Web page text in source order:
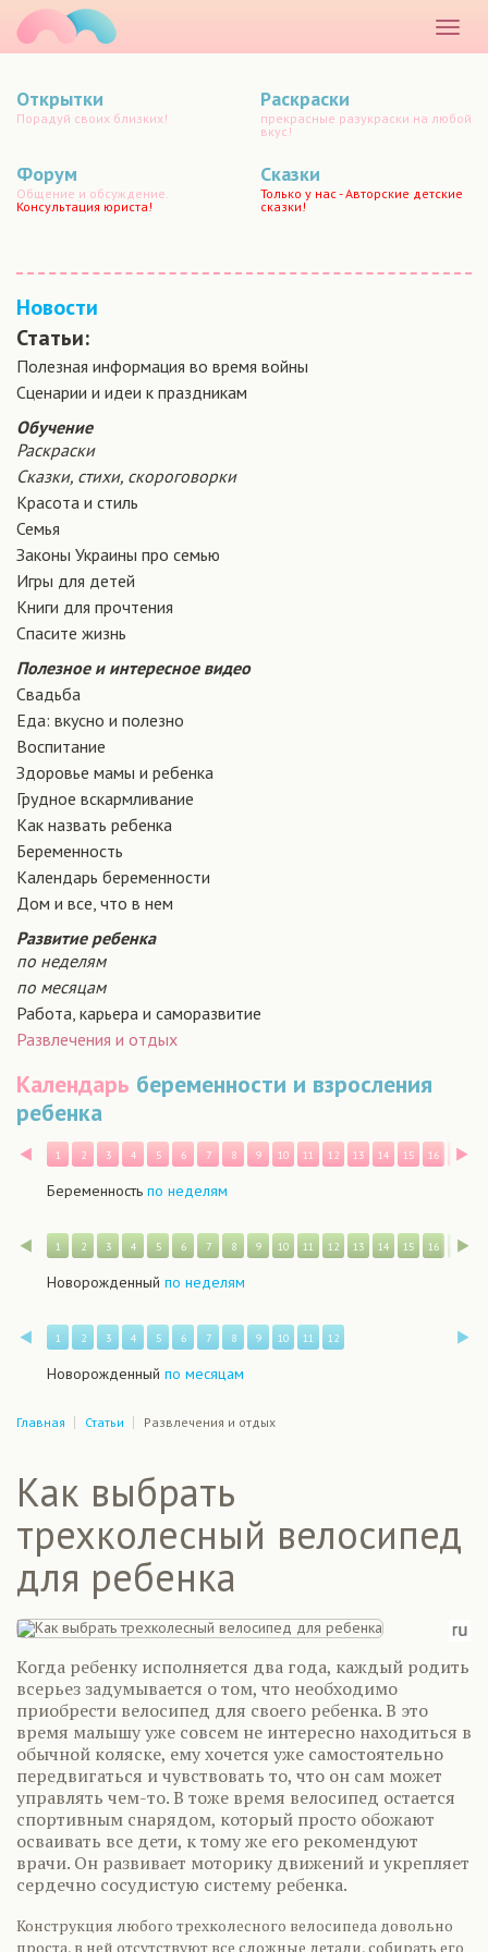
меню
Открытки
Порадуй своих близких!
Раскраски
прекрасные разукраски на любой
вкус!
Форум
Общение и обсуждение.
Консультация юриста!
Сказки
Только у нас - Авторские детские
сказки!
Новости
Статьи:
Полезная информация во время войны
Сценарии и идеи к праздникам
Обучение
Раскраски
Сказки, стихи, скороговорки
Красота и стиль
Семья
Законы Украины про семью
Игры для детей
Книги для прочтения
Спасите жизнь
Полезное и интересное видео
Свадьба
Еда: вкусно и полезно
Воспитание
Здоровье мамы и ребенка
Грудное вскармливание
Как назвать ребенка
Беременность
Календарь беременности
Дом и все, что в нем
Развитие ребенка
по неделям
по месяцам
Работа, карьера и саморазвитие
Развлечения и отдых
Календарь беременности и взросления
ребенка
Назад
1 2 3 4 5 6 7 8 9 10 11 12 13 14 15 16 17
Беременность по неделям
Назад
1 2 3 4 5 6 7 8 9 10 11 12 13 14 15 16 17
Новорожденный по неделям
Назад
1 2 3 4 5 6 7 8 9 10 11 12
Новорожденный по месяцам
Главная Статьи Развлечения и отдых
Как выбрать
трехколесный велосипед
для ребенка
Когда ребенку исполняется два года, каждый родить
всерьез задумывается о том, что необходимо
приобрести велосипед для своего ребенка. В это
время малышу уже совсем не интересно находиться в
обычной коляске, ему хочется уже самостоятельно
передвигаться и чувствовать то, что он сам может
управлять чем-то. В тоже время велосипед остается
спортивным снарядом, который просто обожают
осваивать все дети, к тому же его рекомендуют
врачи. Он развивает моторику движений и укрепляет
сердечно сосудистую систему ребенка.
Конструкция любого трехколесного велосипеда довольно
проста, в ней отсутствуют все сложные детали, собирать его